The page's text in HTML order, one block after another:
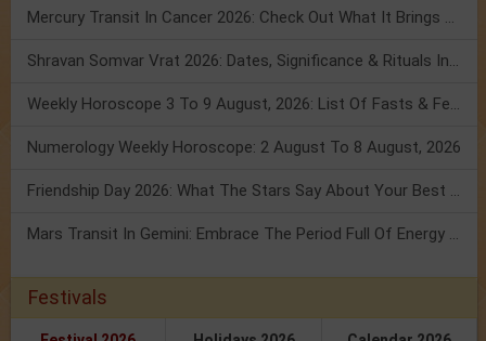
Mercury Transit In Cancer 2026: Check Out What It Brings For You
Shravan Somvar Vrat 2026: Dates, Significance & Rituals In August
Weekly Horoscope 3 To 9 August, 2026: List Of Fasts & Festivals
Numerology Weekly Horoscope: 2 August To 8 August, 2026
Friendship Day 2026: What The Stars Say About Your Best Friend!
Mars Transit In Gemini: Embrace The Period Full Of Energy & Intelligence
Festivals